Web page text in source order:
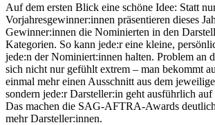
Auf dem ersten Blick eine schöne Idee: Statt
Vorjahresgewinner:innen präsentieren dieses
Gewinner:innen die Nominierten in den
Kategorien. So kann jede:r eine kleine,
jede:n der Nominiert:innen halten. Problem an
sich nicht nur gefühlt extrem – man bekommt
einmal mehr einen Ausschnitt aus dem
sondern jede:r Darsteller:in geht ausführlich auf
Das machen die SAG-AFTRA-Awards
mehr Darsteller:innen.